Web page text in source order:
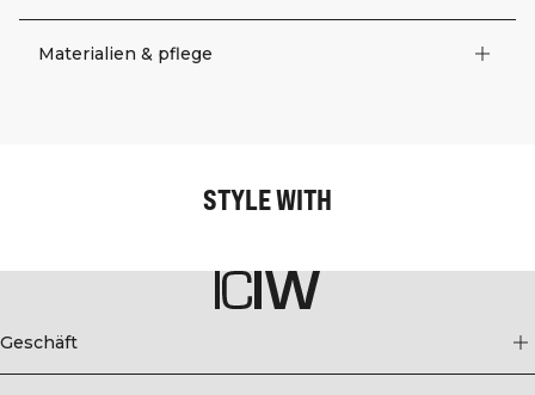
Materialien & pflege
STYLE WITH
Geschäft